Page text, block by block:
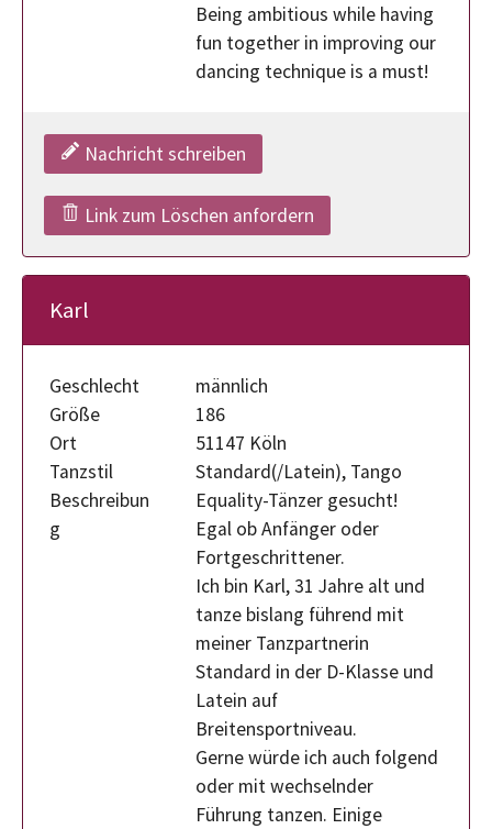
Being ambitious while having
fun together in improving our
dancing technique is a must!
Nachricht schreiben
Link zum Löschen anfordern
Karl
Geschlecht
männlich
Größe
186
Ort
51147 Köln
Tanzstil
Standard(/Latein), Tango
Beschreibun
g
Equality-Tänzer gesucht!
Egal ob Anfänger oder
Fortgeschrittener.
Ich bin Karl, 31 Jahre alt und
tanze bislang führend mit
meiner Tanzpartnerin
Standard in der D-Klasse und
Latein auf
Breitensportniveau.
Gerne würde ich auch folgend
oder mit wechselnder
Führung tanzen. Einige